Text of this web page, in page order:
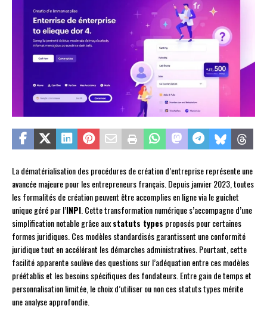
La dématérialisation des procédures de création d’entreprise représente une
avancée majeure pour les entrepreneurs français. Depuis janvier 2023, toutes
les formalités de création peuvent être accomplies en ligne via le guichet
unique géré par l’INPI. Cette transformation numérique s’accompagne d’une
simplification notable grâce auxstatuts types proposés pour certaines
formes juridiques. Ces modèles standardisés garantissent une conformité
juridique tout en accélérant les démarches administratives. Pourtant, cette
facilité apparente soulève des questions sur l’adéquation entre ces modèles
préétablis et les besoins spécifiques des fondateurs. Entre gain de temps et
personnalisation limitée, le choix d’utiliser ou non ces statuts types mérite
une analyse approfondie.